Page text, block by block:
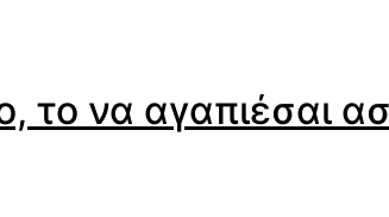
το να αγαπιέσαι